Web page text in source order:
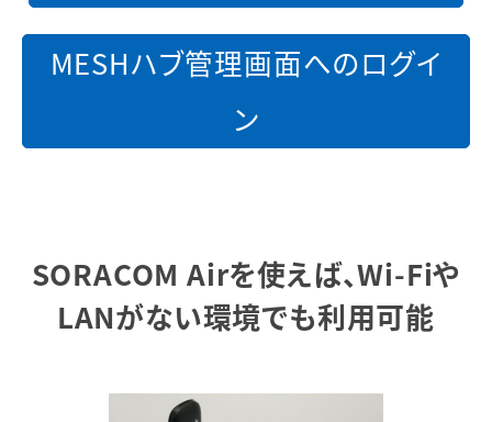
MESHハブ管理画面へのログイ
ン
SORACOM Airを使えば、Wi-Fiや
LANがない環境でも利用可能